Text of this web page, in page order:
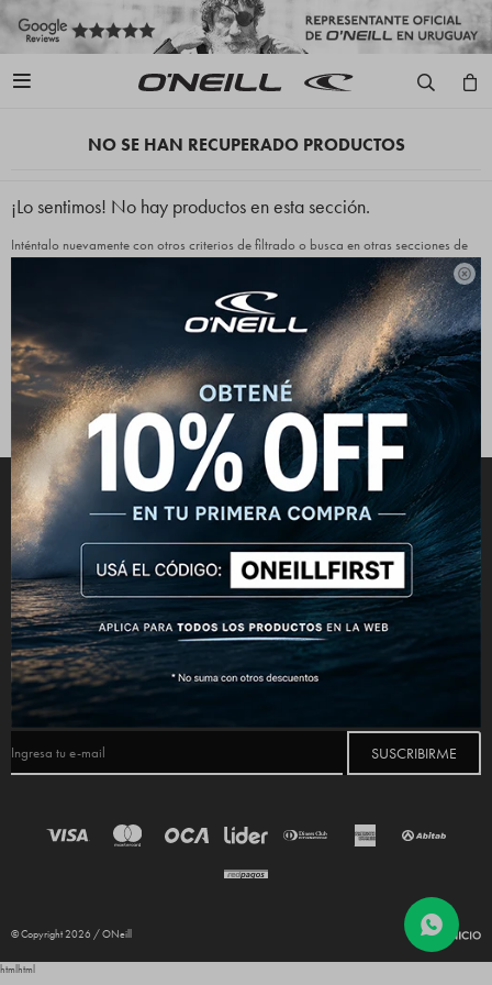


NO SE HAN RECUPERADO PRODUCTOS
¡Lo sentimos! No hay productos en esta sección.
Inténtalo nuevamente con otros criterios de filtrado o busca en otras secciones de
Filtrando por: Color: Negro Quitar filtros
Te recomendamos quitar: Indumentaria Bermudas
CONECTATE
  
NEWSLETTER
¡Suscribite y recibí todas nuestras novedades!
SUSCRIBIRME
© Copyright 2026 / ONeill
htmlhtml